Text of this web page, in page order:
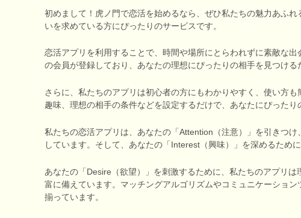
初めまして！虎ノ門で恋活を始めるなら、ぜひ私たちの魅力あふ
いを求めている方にぴったりのサービスです。
恋活アプリを利用することで、時間や場所にとらわれずに素敵な
の会員が登録しており、あなたの理想にぴったりの相手を見つける
さらに、私たちのアプリは初心者の方にもわかりやすく、使い方
趣味、理想の相手の条件などを設定するだけで、あなたにぴったり
私たちの恋活アプリは、あなたの「Attention（注意）」を引きつ
しています。そして、あなたの「Interest（興味）」を深めるため
あなたの「Desire（欲望）」を刺激するために、私たちのアプリ
富に備えています。マッチングアルゴリズムやコミュニケーショ
揃っています。